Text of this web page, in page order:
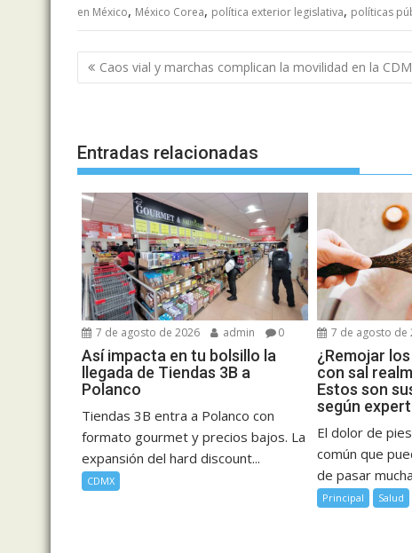
en México, México Corea, política exterior legislativa, políticas
Navegación
de
Caos vial y marchas complican la movilidad en la
Entradas relacionadas
7 de agosto de 2026 admin 0
Así impacta en tu bolsillo la
llegada de Tiendas 3B a
Polanco
Tiendas 3B entra a Polanco con
formato gourmet y precios bajos. La
expansión del hard discount...
CDMX
7 de agosto de
¿Remojar
con sal
Estos son
según
El dolor de
común que
de pasar
Principal Salud